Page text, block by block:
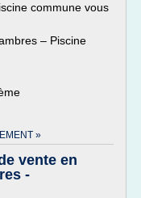
commune vous
– Piscine
»
vente en
-